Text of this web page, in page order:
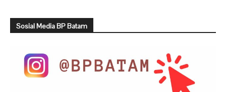
Sosial Media BP Batam